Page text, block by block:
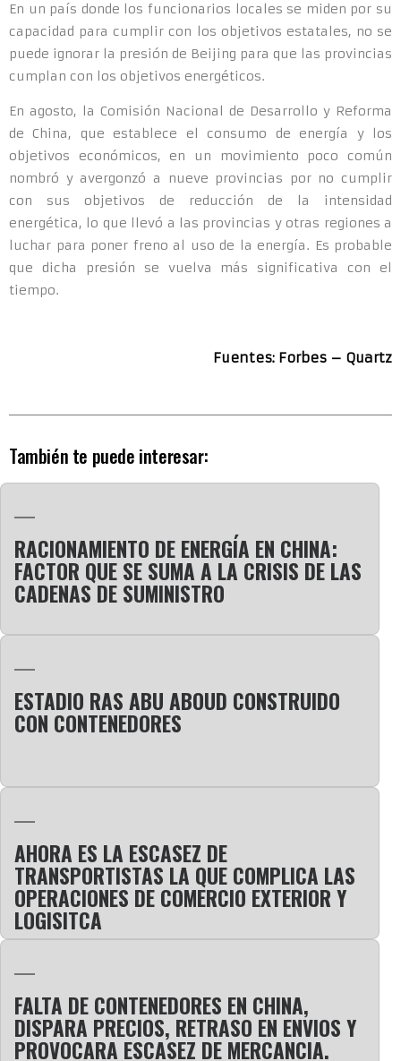
En un país donde los funcionarios locales se miden por su
capacidad para cumplir con los objetivos estatales, no se
puede ignorar la presión de Beijing para que las provincias
cumplan con los objetivos energéticos.
En agosto, la Comisión Nacional de Desarrollo y Reforma
de China, que establece el consumo de energía y los
objetivos económicos, en un movimiento poco común
nombró y avergonzó a nueve provincias por no cumplir
con sus objetivos de reducción de la intensidad
energética, lo que llevó a las provincias y otras regiones a
luchar para poner freno al uso de la energía. Es probable
que dicha presión se vuelva más significativa con el
tiempo.
Fuentes: Forbes – Quartz
También te puede interesar:
RACIONAMIENTO DE ENERGÍA EN CHINA:
FACTOR QUE SE SUMA A LA CRISIS DE LAS
CADENAS DE SUMINISTRO
ESTADIO RAS ABU ABOUD CONSTRUIDO
CON CONTENEDORES
AHORA ES LA ESCASEZ DE
TRANSPORTISTAS LA QUE COMPLICA LAS
OPERACIONES DE COMERCIO EXTERIOR Y
LOGISITCA
FALTA DE CONTENEDORES EN CHINA,
DISPARA PRECIOS, RETRASO EN ENVIOS Y
PROVOCARA ESCASEZ DE MERCANCIA.